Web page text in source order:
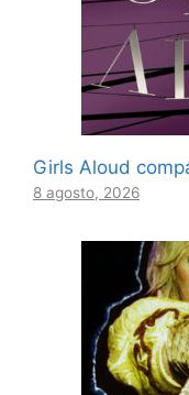
Girls Aloud
8 agosto, 2026